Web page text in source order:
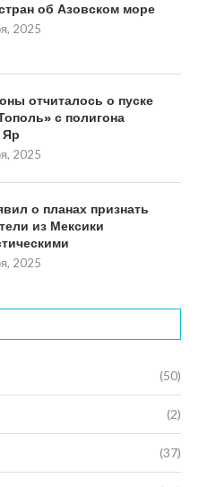
об Азовском море
2025
отчиталось о пуске
с полигона
Яр
2025
о планах признать
из Мексики
2025
(50)
(2)
(37)